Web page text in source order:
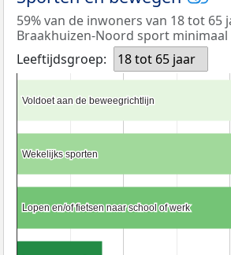
59% van de inwoners van 18 tot 65
Braakhuizen-Noord sport minimaal
Leeftijdsgroep:
18 tot 65 jaar
Voldoet aan de beweegrichtlijn
Voldoet aan de beweegrichtlijn
Wekelijks sporten
Wekelijks sporten
Lopen en/of fietsen naar school of werk
Lopen en/of fietsen naar school of werk